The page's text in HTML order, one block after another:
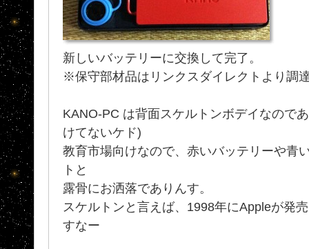
新しいバッテリーに交換して完了。
※保守部材品はリンクスダイレクトより調
KANO-PC は背面スケルトンボデイなので
けてないケド)
教育市場向けなので、赤いバッテリーや青
トと
露骨にお洒落でありんす。
スケルトンと言えば、1998年にAppleが発
すなー